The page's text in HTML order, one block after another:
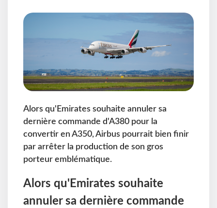
Alors qu'Emirates souhaite annuler sa
dernière commande d'A380 pour la
convertir en A350, Airbus pourrait bien finir
par arrêter la production de son gros
porteur emblématique.
Alors qu'Emirates souhaite
annuler sa dernière commande